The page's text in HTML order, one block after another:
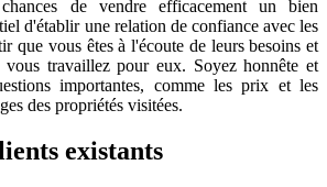
de vendre efficacement un bien
d'établir une relation de confiance avec les
que vous êtes à l'écoute de leurs besoins et
vous travaillez pour eux. Soyez honnête et
importantes, comme les prix et les
des propriétés visitées.
existants